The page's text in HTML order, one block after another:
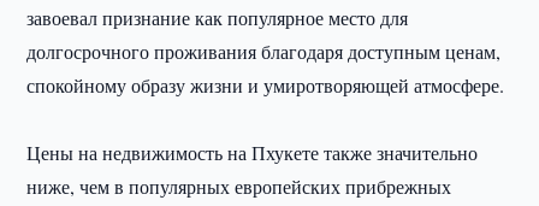
завоевал признание как популярное место для
долгосрочного проживания благодаря доступным ценам,
спокойному образу жизни и умиротворяющей атмосфере.
Цены на недвижимость на Пхукете также значительно
ниже, чем в популярных европейских прибрежных